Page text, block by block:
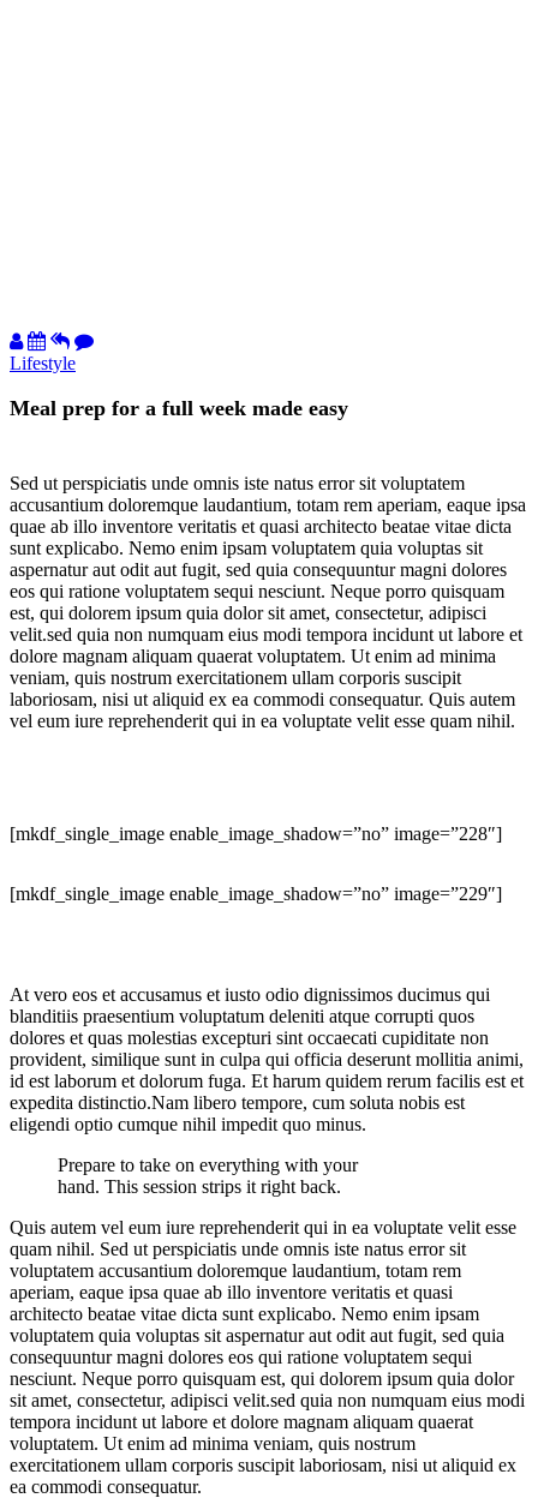
Lifestyle
Meal prep for a full week made easy
Sed ut perspiciatis unde omnis iste natus error sit voluptatem
accusantium doloremque laudantium, totam rem aperiam, eaque ipsa
quae ab illo inventore veritatis et quasi architecto beatae vitae dicta
sunt explicabo. Nemo enim ipsam voluptatem quia voluptas sit
aspernatur aut odit aut fugit, sed quia consequuntur magni dolores
eos qui ratione voluptatem sequi nesciunt. Neque porro quisquam
est, qui dolorem ipsum quia dolor sit amet, consectetur, adipisci
velit.sed quia non numquam eius modi tempora incidunt ut labore et
dolore magnam aliquam quaerat voluptatem. Ut enim ad minima
veniam, quis nostrum exercitationem ullam corporis suscipit
laboriosam, nisi ut aliquid ex ea commodi consequatur. Quis autem
vel eum iure reprehenderit qui in ea voluptate velit esse quam nihil.
[mkdf_single_image enable_image_shadow=”no” image=”228″]
[mkdf_single_image enable_image_shadow=”no” image=”229″]
At vero eos et accusamus et iusto odio dignissimos ducimus qui
blanditiis praesentium voluptatum deleniti atque corrupti quos
dolores et quas molestias excepturi sint occaecati cupiditate non
provident, similique sunt in culpa qui officia deserunt mollitia animi,
id est laborum et dolorum fuga. Et harum quidem rerum facilis est et
expedita distinctio.Nam libero tempore, cum soluta nobis est
eligendi optio cumque nihil impedit quo minus.
Prepare to take on everything with your
hand. This session strips it right back.
Quis autem vel eum iure reprehenderit qui in ea voluptate velit esse
quam nihil. Sed ut perspiciatis unde omnis iste natus error sit
voluptatem accusantium doloremque laudantium, totam rem
aperiam, eaque ipsa quae ab illo inventore veritatis et quasi
architecto beatae vitae dicta sunt explicabo. Nemo enim ipsam
voluptatem quia voluptas sit aspernatur aut odit aut fugit, sed quia
consequuntur magni dolores eos qui ratione voluptatem sequi
nesciunt. Neque porro quisquam est, qui dolorem ipsum quia dolor
sit amet, consectetur, adipisci velit.sed quia non numquam eius modi
tempora incidunt ut labore et dolore magnam aliquam quaerat
voluptatem. Ut enim ad minima veniam, quis nostrum
exercitationem ullam corporis suscipit laboriosam, nisi ut aliquid ex
ea commodi consequatur.